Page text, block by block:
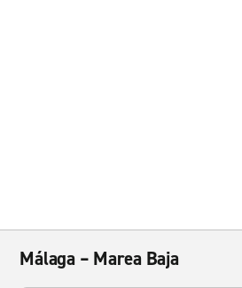
Málaga – Marea Baja